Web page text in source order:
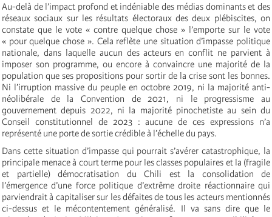
Au-delà de l’impact profond et indéniable des médias dominants et des
réseaux sociaux sur les résultats électoraux des deux plébiscites, on
constate que le vote « contre quelque chose » l’emporte sur le vote
« pour quelque chose ». Cela reflète une situation d’impasse politique
nationale, dans laquelle aucun des acteurs en conflit ne parvient à
imposer son programme, ou encore à convaincre une majorité de la
population que ses propositions pour sortir de la crise sont les bonnes.
Ni l’irruption massive du peuple en octobre 2019, ni la majorité anti-
néolibérale de la Convention de 2021, ni le progressisme au
gouvernement depuis 2022, ni la majorité pinochetiste au sein du
Conseil constitutionnel de 2023 : aucune de ces expressions n’a
représenté une porte de sortie crédible à l’échelle du pays.
Dans cette situation d’impasse qui pourrait s’avérer catastrophique, la
principale menace à court terme pour les classes populaires et la (fragile
et partielle) démocratisation du Chili est la consolidation de
l’émergence d’une force politique d’extrême droite réactionnaire qui
parviendrait à capitaliser sur les défaites de tous les acteurs mentionnés
ci-dessus et le mécontentement généralisé. Il va sans dire que le